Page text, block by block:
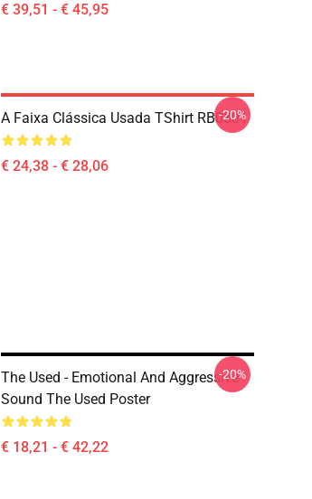
€ 39,51 - € 45,95
A Faixa Clássica Usada TShirt RB0301
€ 24,38 - € 28,06
-20%
The Used - Emotional And Aggressive
Sound The Used Poster
€ 18,21 - € 42,22
-20%